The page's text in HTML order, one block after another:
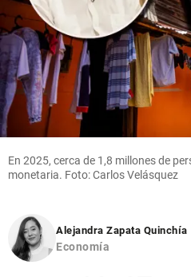
intenta
superar
su crisis
con
disculpas
y dio su
“pleno
apoyo” a
Infantino
share
En 2025, cerca de 1,8 millones de
monetaria. Foto: Carlos Velásquez
Alejandra Zapata Quinchía
Economía